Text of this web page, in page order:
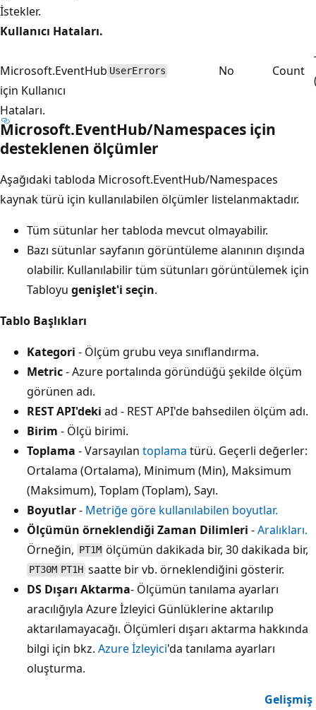
İstekler.
Kullanıcı Hataları.
Microsoft.EventHub
için Kullanıcı
Hataları.
UserErrors No Count
Microsoft.EventHub/Namespaces için
desteklenen ölçümler
Aşağıdaki tabloda Microsoft.EventHub/Namespaces
kaynak türü için kullanılabilen ölçümler listelanmaktadır.
Tüm sütunlar her tabloda mevcut olmayabilir.
Bazı sütunlar sayfanın görüntüleme alanının dışında
olabilir. Kullanılabilir tüm sütunları görüntülemek için
Tabloyu genişlet'i seçin.
Tablo Başlıkları
Kategori - Ölçüm grubu veya sınıflandırma.
Metric- Azure portalında göründüğü şekilde ölçüm
görünen adı.
REST API'deki ad - REST API'de bahsedilen ölçüm adı.
Birim - Ölçü birimi.
Toplama - Varsayılan toplama türü. Geçerli değerler:
Ortalama (Ortalama), Minimum (Min), Maksimum
(Maksimum), Toplam (Toplam), Sayı.
Boyutlar- Metriğe göre kullanılabilen boyutlar.
Ölçümün örneklendiği Zaman Dilimleri -Aralıkları.
Örneğin, PT1M ölçümün dakikada bir, 30 dakikada bir,
PT30M PT1Hsaatte bir vb. örneklendiğini gösterir.
DS Dışarı Aktarma- Ölçümün tanılama ayarları
aracılığıyla Azure İzleyici Günlüklerine aktarılıp
aktarılamayacağı. Ölçümleri dışarı aktarma hakkında
bilgi için bkz. Azure İzleyici'da tanılama ayarları
oluşturma.
Gelişmiş